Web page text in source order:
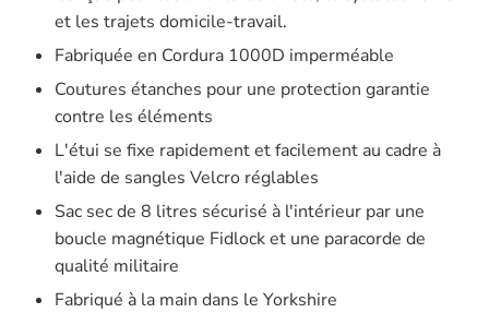
et les trajets domicile-travail.
Fabriquée en Cordura 1000D imperméable
Coutures étanches pour une protection garantie
contre les éléments
L'étui se fixe rapidement et facilement au cadre à
l'aide de sangles Velcro réglables
Sac sec de 8 litres sécurisé à l'intérieur par une
boucle magnétique Fidlock et une paracorde de
qualité militaire
Fabriqué à la main dans le Yorkshire